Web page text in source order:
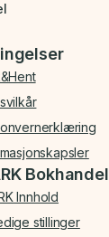
Bokhandel
Innhold
stillinger